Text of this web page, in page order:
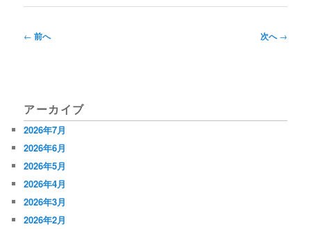
投
ゲ
ー
シ
ョ
ン
← 前へ 次へ→
アーカイブ
2026年7月
2026年6月
2026年5月
2026年4月
2026年3月
2026年2月